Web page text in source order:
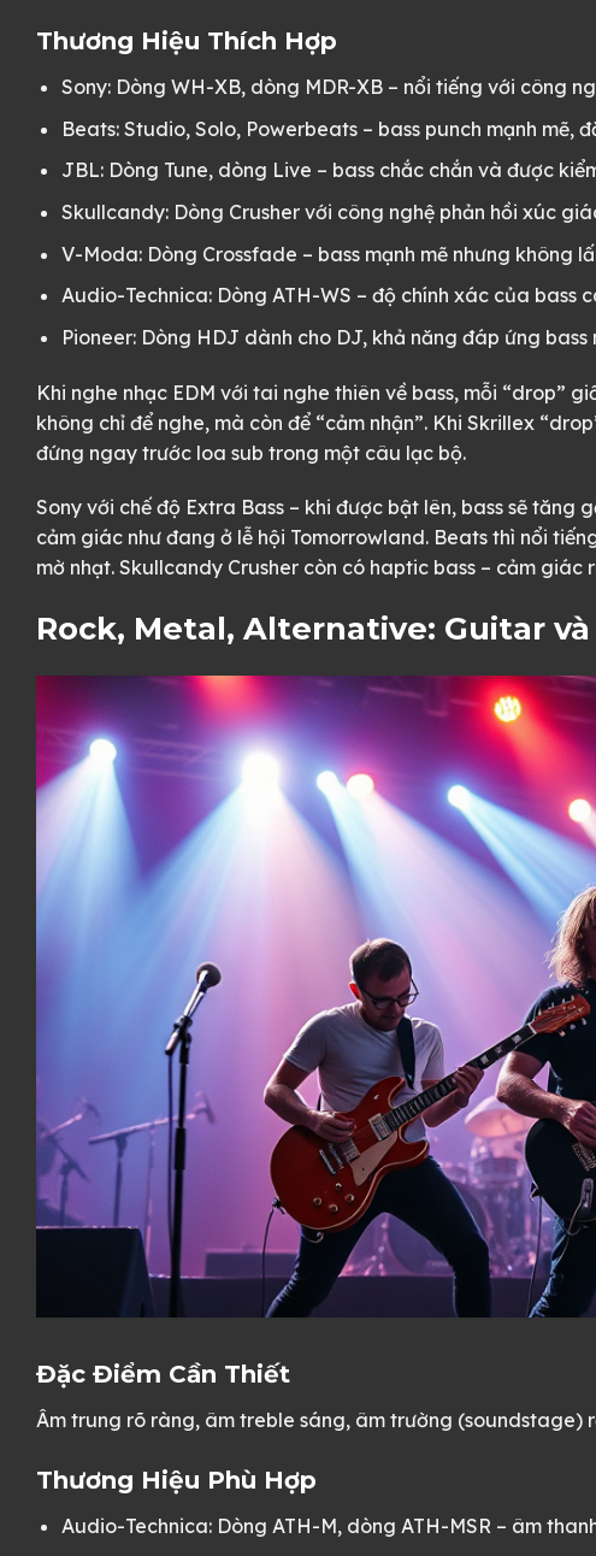
Thương Hiệu Thích Hợp
Sony: Dòng WH-XB, dòng MDR-XB – nổi tiếng với công
Beats: Studio, Solo, Powerbeats – bass punch mạnh mẽ,
JBL: Dòng Tune, dòng Live – bass chắc chắn và được
Skullcandy: Dòng Crusher với công nghệ phản hồi xúc
V-Moda: Dòng Crossfade – bass mạnh mẽ nhưng không
Audio-Technica: Dòng ATH-WS – độ chính xác của bass
Pioneer: Dòng HDJ dành cho DJ, khả năng đáp ứng bass
Khi nghe nhạc EDM với tai nghe thiên về bass, mỗi “drop”
không chỉ để nghe, mà còn để “cảm nhận”. Khi Skrillex
đứng ngay trước loa sub trong một câu lạc bộ.
Sony với chế độ Extra Bass – khi được bật lên, bass sẽ
cảm giác như đang ở lễ hội Tomorrowland. Beats thì nổi
mờ nhạt. Skullcandy Crusher còn có haptic bass – cảm
Rock, Metal, Alternative: Guitar
Đặc Điểm Cần Thiết
Âm trung rõ ràng, âm treble sáng, âm trường (soundstage)
Thương Hiệu Phù Hợp
Audio-Technica: Dòng ATH-M, dòng ATH-MSR – âm